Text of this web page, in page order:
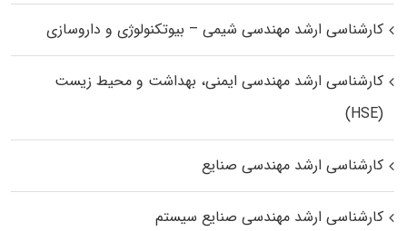
کارشناسی ارشد مهندسی شیمی – بیوتکنولوژی و داروسازی
کارشناسی ارشد مهندسی ایمنی، بهداشت و محیط زیست
(HSE)
کارشناسی ارشد مهندسی صنایع
کارشناسی ارشد مهندسی صنایع سیستم